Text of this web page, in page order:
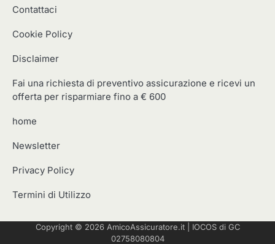
Contattaci
Cookie Policy
Disclaimer
Fai una richiesta di preventivo assicurazione e ricevi un
offerta per risparmiare fino a € 600
home
Newsletter
Privacy Policy
Termini di Utilizzo
Copyright © 2026 AmicoAssicuratore.it| IOCOSdi GC
02758080804